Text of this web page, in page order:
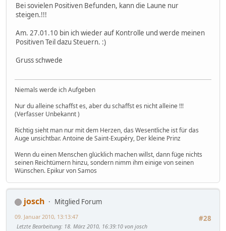
Bei sovielen Positiven Befunden, kann die Laune nur
steigen.!!!
Am. 27.01.10 bin ich wieder auf Kontrolle und werde meinen
Positiven Teil dazu Steuern. :)
Gruss schwede
Niemals werde ich Aufgeben
Nur du alleine schaffst es, aber du schaffst es nicht alleine !!!
(Verfasser Unbekannt )
Richtig sieht man nur mit dem Herzen, das Wesentliche ist für das
Auge unsichtbar. Antoine de Saint-Exupéry, Der kleine Prinz
Wenn du einen Menschen glücklich machen willst, dann füge nichts
seinen Reichtümern hinzu, sondern nimm ihm einige von seinen
Wünschen. Epikur von Samos
josch
Mitglied Forum
#28
09. Januar 2010, 13:13:47
Letzte Bearbeitung: 18. März 2010, 16:39:10 von josch